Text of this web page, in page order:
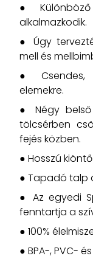
● Különböző
alkalmazkodik.
● Úgy
mell és
● Csendes,
elemekre.
● Négy
tölcsérben
fejés közben.
● Hosszú
● Tapadó talp
● Az egyedi
fenntartja a
● 100%
● BPA-, PVC-